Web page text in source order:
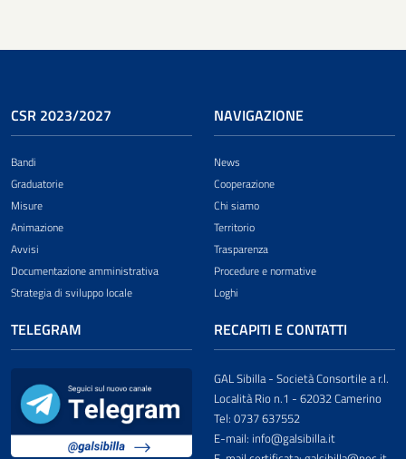
CSR 2023/2027
Bandi
Graduatorie
Misure
Animazione
Avvisi
Documentazione amministrativa
Strategia di sviluppo locale
NAVIGAZIONE
News
Cooperazione
Chi siamo
Territorio
Trasparenza
Procedure e normative
Loghi
TELEGRAM RECAPITI E CONTATTI
GAL Sibilla - Società Consortile a r.l.
Località Rio n.1 - 62032 Camerino
Tel: 0737 637552
E-mail: info@galsibilla.it